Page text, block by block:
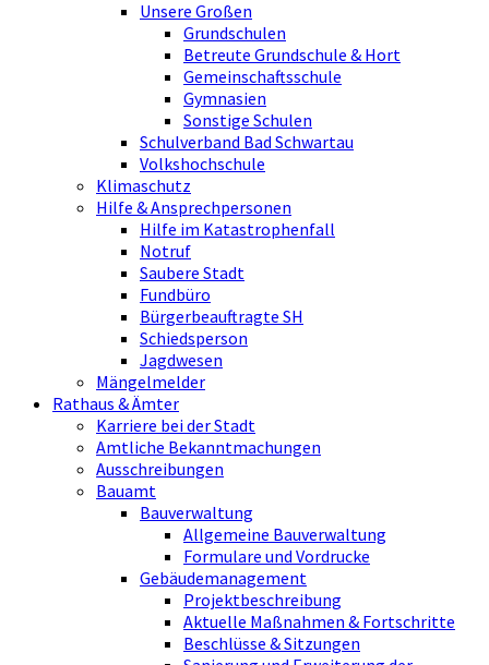
Unsere Großen
Grundschulen
Betreute Grundschule & Hort
Gemeinschaftsschule
Gymnasien
Sonstige Schulen
Schulverband Bad Schwartau
Volkshochschule
Klimaschutz
Hilfe & Ansprechpersonen
Hilfe im Katastrophenfall
Notruf
Saubere Stadt
Fundbüro
Bürgerbeauftragte SH
Schiedsperson
Jagdwesen
Mängelmelder
Rathaus & Ämter
Karriere bei der Stadt
Amtliche Bekanntmachungen
Ausschreibungen
Bauamt
Bauverwaltung
Allgemeine Bauverwaltung
Formulare und Vordrucke
Gebäudemanagement
Projektbeschreibung
Aktuelle Maßnahmen & Fortschritte
Beschlüsse & Sitzungen